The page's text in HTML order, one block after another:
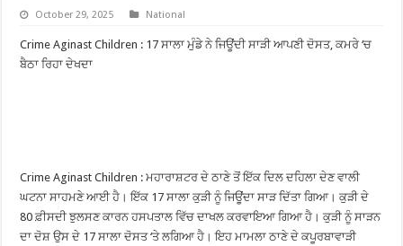
October 29, 2025 National
Crime Aginast Children : 17 ਸਾਲਾ ਮੁੰਡੇ ਨੇ ਜਿਊਂਦੀ ਸਾੜੀ ਆਪਣੀ ਦੋਸਤ, ਕਮਰੇ ‘ਚ
ਬੈਠਾ ਰਿਹਾ ਦੇਖਦਾ
Crime Aginast Children : ਮਹਾਰਾਸ਼ਟਰ ਦੇ ਠਾਣੇ ਤੋਂ ਇੱਕ ਦਿਲ ਦਹਿਲਾ ਦੇਣ ਵਾਲੀ
ਘਟਨਾ ਸਾਹਮਣੇ ਆਈ ਹੈ। ਇੱਕ 17 ਸਾਲਾ ਕੁੜੀ ਨੂੰ ਜਿਊਂਦਾ ਸਾੜ ਦਿੱਤਾ ਗਿਆ। ਕੁੜੀ ਦੇ
80 ਫ਼ੀਸਦੀ ਝੁਲਸਣ ਕਾਰਨ ਹਸਪਤਾਲ ਵਿੱਚ ਦਾਖਲ ਕਰਵਾਇਆ ਗਿਆ ਹੈ। ਕੁੜੀ ਨੂੰ ਸਾੜਨ
ਦਾ ਦੋਸ਼ ਉਸ ਦੇ 17 ਸਾਲਾ ਦੋਸਤ ‘ਤੇ ਲਗਿਆ ਹੈ। ਇਹ ਮਾਮਲਾ ਠਾਣੇ ਦੇ ਕਪੂਰਬਾਵਾੜੀ